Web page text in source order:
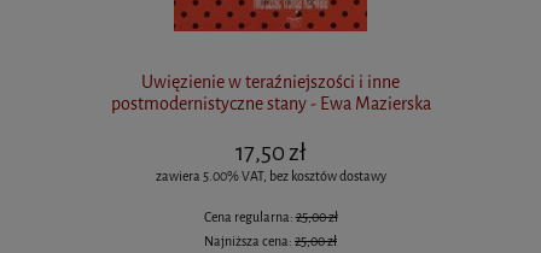
Uwięzienie w teraźniejszości i inne
postmodernistyczne stany - Ewa Mazierska
17,50 zł
zawiera 5.00% VAT, bez kosztów dostawy
Cena regularna:25,00 zł
Najniższa cena: 25,00 zł